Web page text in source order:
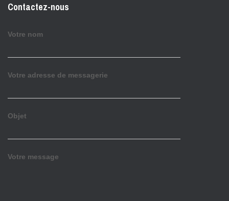
Contactez-nous
Votre nom
Votre adresse de messagerie
Objet
Votre message